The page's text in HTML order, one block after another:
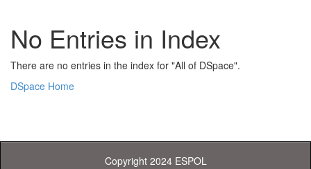
No Entries in Index
There are no entries in the index for "All of DSpace".
DSpace Home
Copyright 2024 ESPOL